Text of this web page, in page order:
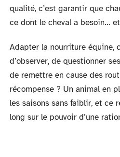
qualité, c’est garantir que
ce dont le cheval a besoin…
Adapter la nourriture équine,
d’observer, de questionner
de remettre en cause des
récompense ? Un animal en
les saisons sans faiblir, et ce
long sur le pouvoir d’une